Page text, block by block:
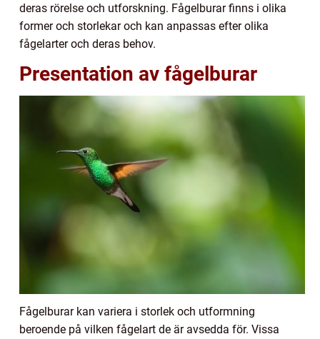
deras rörelse och utforskning. Fågelburar finns i olika
former och storlekar och kan anpassas efter olika
fågelarter och deras behov.
Presentation av fågelburar
Fågelburar kan variera i storlek och utformning
beroende på vilken fågelart de är avsedda för. Vissa